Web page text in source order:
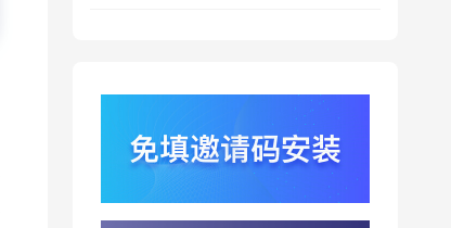
因升级
DeepSeek跑分超
GPT5.6？超低价API引
爆智能体工具免填码安
2026-08-03
蚂蚁灵波首轮拟募资15